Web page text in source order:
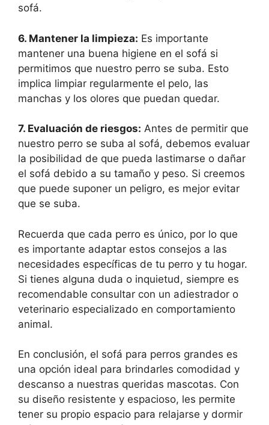
sofá.
6. Mantener la limpieza: Es importante
mantener una buena higiene en el sofá si
permitimos que nuestro perro se suba. Esto
implica limpiar regularmente el pelo, las
manchas y los olores que puedan quedar.
7. Evaluación de riesgos: Antes de permitir que
nuestro perro se suba al sofá, debemos evaluar
la posibilidad de que pueda lastimarse o dañar
el sofá debido a su tamaño y peso. Si creemos
que puede suponer un peligro, es mejor evitar
que se suba.
Recuerda que cada perro es único, por lo que
es importante adaptar estos consejos a las
necesidades específicas de tu perro y tu hogar.
Si tienes alguna duda o inquietud, siempre es
recomendable consultar con un adiestrador o
veterinario especializado en comportamiento
animal.
En conclusión, el sofá para perros grandes es
una opción ideal para brindarles comodidad y
descanso a nuestras queridas mascotas. Con
su diseño resistente y espacioso, les permite
tener su propio espacio para relajarse y dormir